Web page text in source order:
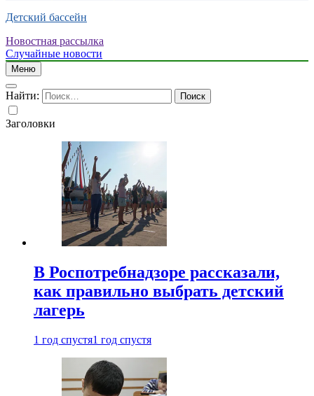
Детский бассейн
Новостная рассылка
Случайные новости
Меню
Найти:
Заголовки
В Роспотребнадзоре рассказали,
как правильно выбрать детский
лагерь
1 год спустя1 год спустя